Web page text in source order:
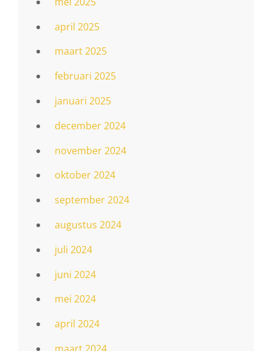
april 2025
maart 2025
februari 2025
januari 2025
december 2024
november 2024
oktober 2024
september 2024
augustus 2024
juli 2024
juni 2024
mei 2024
april 2024